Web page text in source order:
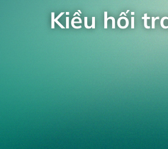
Kiều hối